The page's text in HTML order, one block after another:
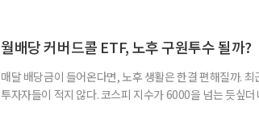
브에서 정보를 서울에 사는 60대 A 씨는 최근 IRP(개인형
월배당 커버드콜 ETF, 노후 구원투수 될까?
매달 배당금이 들어온다면, 노후 생활은 한결 편해질까.
투자자들이 적지 않다. 코스피 지수가 6000을 넘는 듯싶